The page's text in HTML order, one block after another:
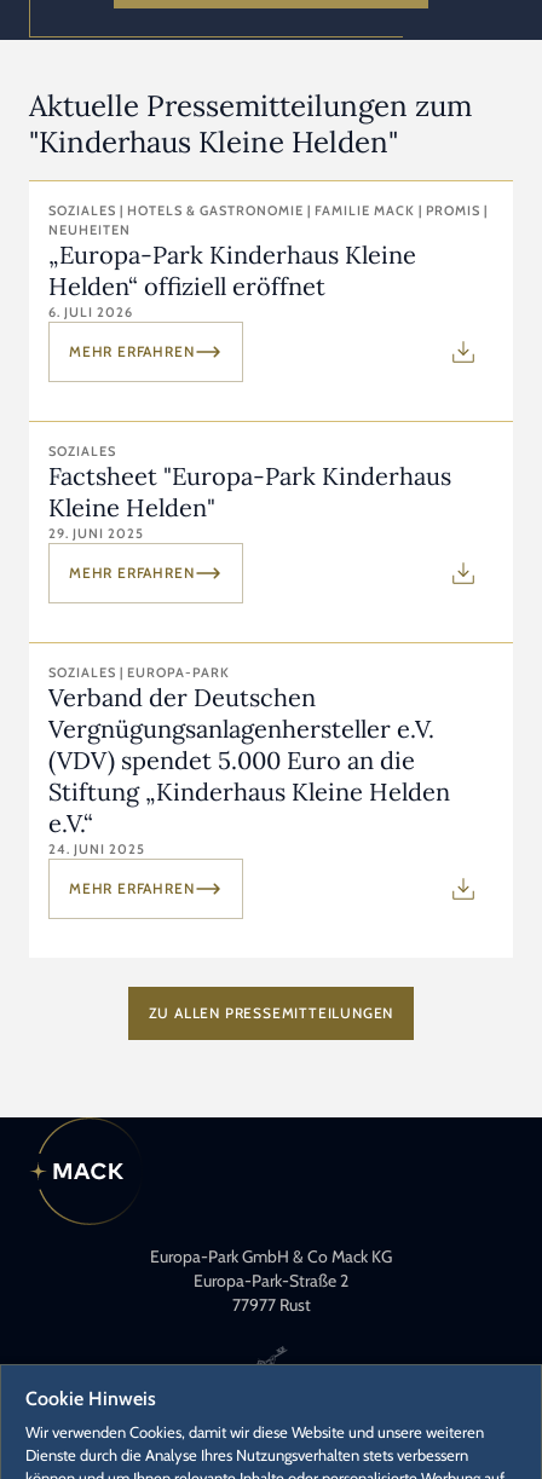
Aktuelle Pressemitteilungen zum
"Kinderhaus Kleine Helden"
SOZIALES | HOTELS & GASTRONOMIE | FAMILIE MACK | PROMIS |
NEUHEITEN
„Europa-Park Kinderhaus Kleine
Helden“ offiziell eröffnet
6. JULI 2026
MEHR ERFAHREN
SOZIALES
Factsheet "Europa-Park Kinderhaus
Kleine Helden"
29. JUNI 2025
MEHR ERFAHREN
SOZIALES | EUROPA-PARK
Verband der Deutschen
Vergnügungsanlagenhersteller e.V.
(VDV) spendet 5.000 Euro an die
Stiftung „Kinderhaus Kleine Helden
e.V.“
24. JUNI 2025
MEHR ERFAHREN
ZU ALLEN PRESSEMITTEILUNGEN
Europa-Park GmbH & Co Mack KG
Europa-Park-Straße 2
77977 Rust
Cookie Hinweis
Wir verwenden Cookies, damit wir diese Website und unsere weiteren
Dienste durch die Analyse Ihres Nutzungsverhalten stets verbessern